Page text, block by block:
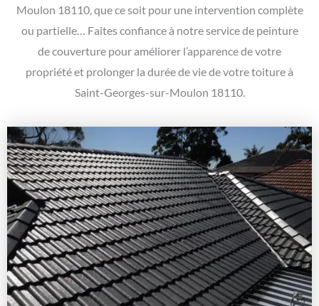
Moulon 18110, que ce soit pour une intervention complète
ou partielle… Faites confiance à notre service de peinture
de couverture pour améliorer l’apparence de votre
propriété et prolonger la durée de vie de votre toiture à
Saint-Georges-sur-Moulon 18110.